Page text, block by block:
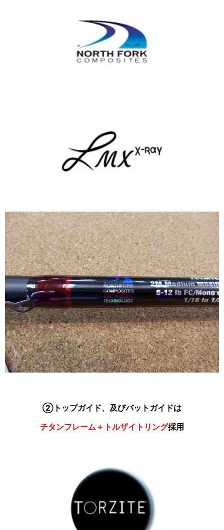
②トップガイド、及びバットガイドは
チタンフレーム＋トルザイトリング採用